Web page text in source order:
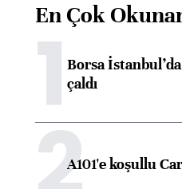
En Çok
1Borsa
çaldı
A101'e koşullu